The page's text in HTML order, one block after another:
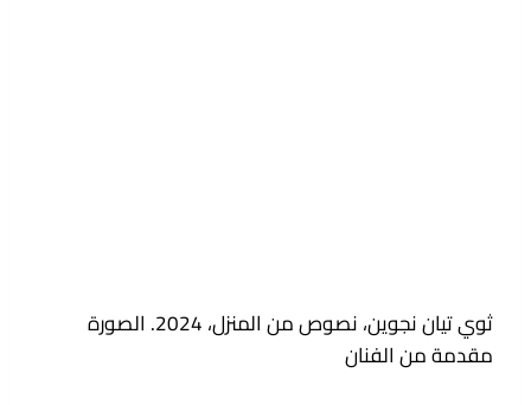
ثوي تيان نجوين، نصوص من المنزل، 2024. الصورة
مقدمة من الفنان